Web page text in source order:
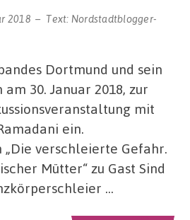
2018 Text: Nordstadtblogger-
Dortmund und sein
30. Januar 2018, zur
mit
ein.
verschleierte Gefahr.
Mütter“ zu Gast Sind
…